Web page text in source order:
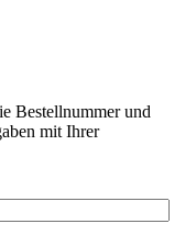
Bestellnummer und
mit Ihrer